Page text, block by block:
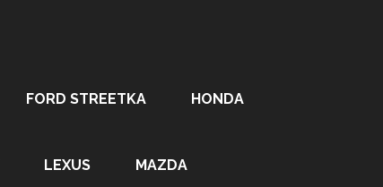
FORD STREETKA HONDA
LEXUS MAZDA